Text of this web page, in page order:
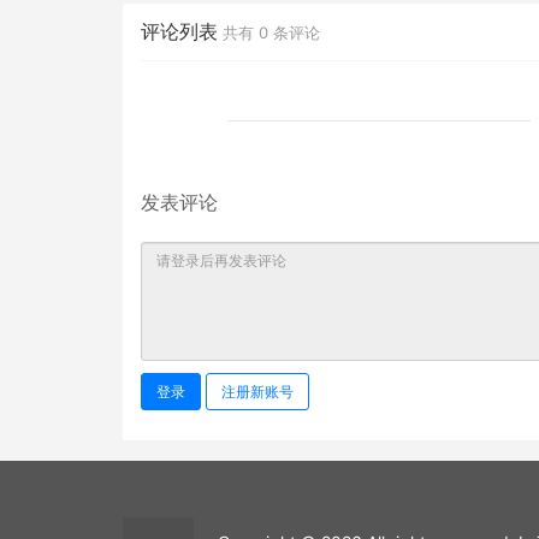
评论列表 共有 0 条评论
发表评论
登录 注册新账号